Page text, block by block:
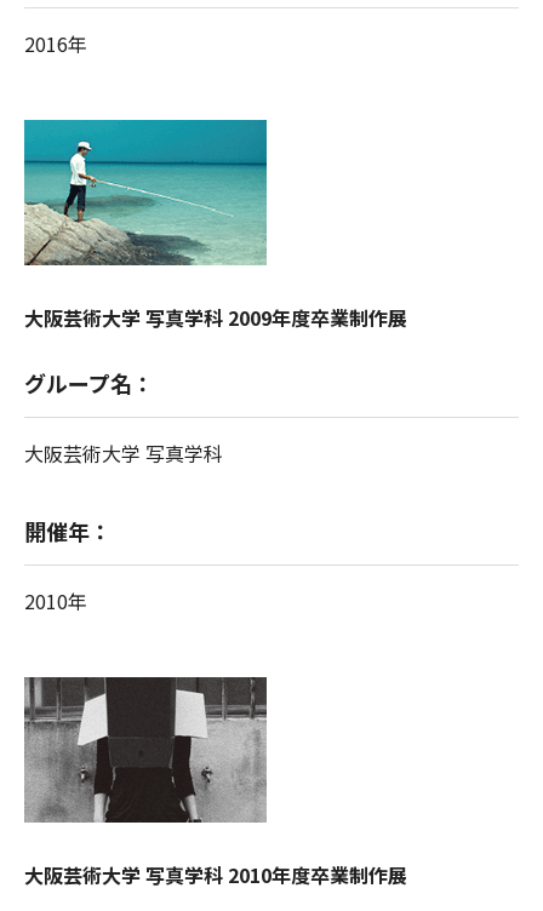
2016年
大阪芸術大学 写真学科 2009年度卒業制作展
グループ名：
大阪芸術大学 写真学科
開催年：
2010年
大阪芸術大学 写真学科 2010年度卒業制作展